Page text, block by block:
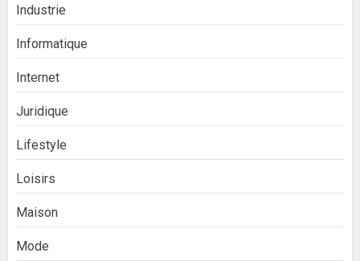
Industrie
Informatique
Internet
Juridique
Lifestyle
Loisirs
Maison
Mode